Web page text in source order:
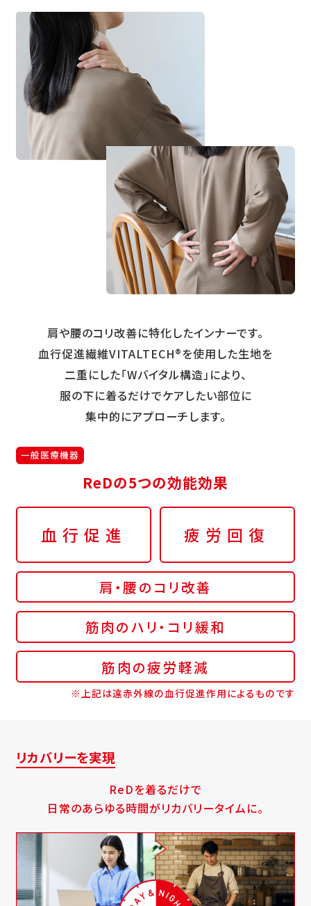
肩や腰のコリ改善に特化したインナーです。
血行促進繊維VITALTECH®を使用した生地を
二重にした「Wバイタル構造」により、
服の下に着るだけでケアしたい部位に
集中的にアプローチします。
一般医療機器
ReDの5つの効能効果
血行促進 疲労回復
肩・腰のコリ改善
筋肉のハリ・コリ緩和
筋肉の疲労軽減
※上記は遠赤外線の血行促進作用によるものです
リカバリーを実現
ReDを着るだけで
日常のあらゆる時間がリカバリータイムに。